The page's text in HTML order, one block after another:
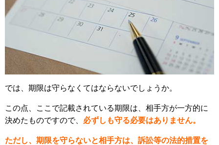
では、期限は守らなくてはならないでしょうか。
この点、ここで記載されている期限は、相手方が一方的に
決めたものですので、 必ずしも守る必要はありません。
ただし、期限を守らないと相手方は、訴訟等の法的措置を